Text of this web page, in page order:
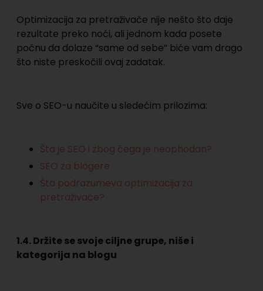
Optimizacija za pretraživače nije nešto što daje
rezultate preko noći, ali jednom kada posete
počnu da dolaze “same od sebe” biće vam drago
što niste preskočili ovaj zadatak.
Sve o SEO-u naučite u sledećim prilozima:
Šta je SEO i zbog čega je neophodan?
SEO za blogere
Šta podrazumeva optimizacija za
pretraživače?
1.4. Držite se svoje ciljne grupe, niše i
kategorija na blogu